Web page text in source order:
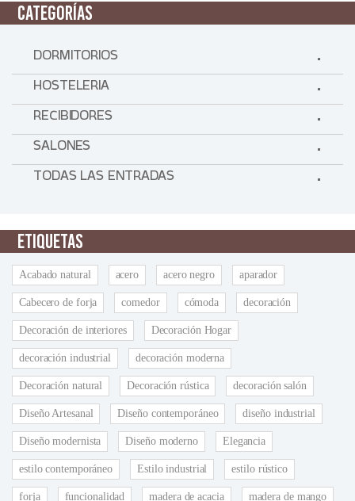
CATEGORÍAS
DORMITORIOS
HOSTELERIA
RECIBIDORES
SALONES
TODAS LAS ENTRADAS
ETIQUETAS
Acabado natural acero acero negro aparador
Cabecero de forja comedor cómoda decoración
Decoración de interiores Decoración Hogar
decoración industrial decoración moderna
Decoración natural Decoración rústica decoración salón
Diseño Artesanal Diseño contemporáneo diseño industrial
Diseño modernista Diseño moderno Elegancia
estilo contemporáneo Estilo industrial estilo rústico
forja funcionalidad madera de acacia madera de mango